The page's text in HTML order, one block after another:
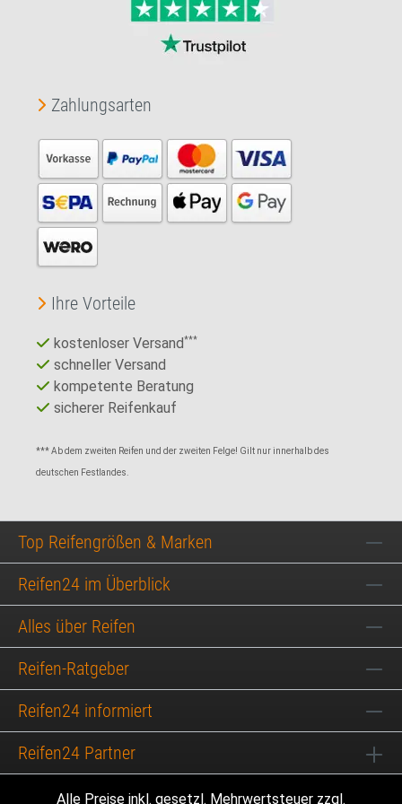
Zahlungsarten
Ihre Vorteile
kostenloser Versand***
schneller Versand
kompetente Beratung
sicherer Reifenkauf
*** Ab dem zweiten Reifen und der zweiten Felge! Gilt nur innerhalb des
deutschen Festlandes.
Top Reifengrößen & Marken
Reifen24 im Überblick
Alles über Reifen
Reifen-Ratgeber
Reifen24 informiert
Reifen24 Partner
Alle Preise inkl. gesetzl. Mehrwertsteuer zzgl.